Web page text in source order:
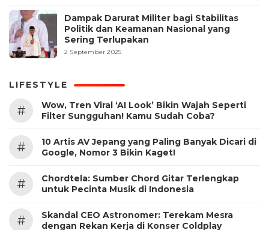
Dampak Darurat Militer bagi Stabilitas
Politik dan Keamanan Nasional yang
Sering Terlupakan
2 September 2025
LIFESTYLE
#
Wow, Tren Viral ‘AI Look’ Bikin Wajah Seperti
Filter Sungguhan! Kamu Sudah Coba?
#
10 Artis AV Jepang yang Paling Banyak Dicari di
Google, Nomor 3 Bikin Kaget!
#
Chordtela: Sumber Chord Gitar Terlengkap
untuk Pecinta Musik di Indonesia
#
Skandal CEO Astronomer: Terekam Mesra
dengan Rekan Kerja di Konser Coldplay